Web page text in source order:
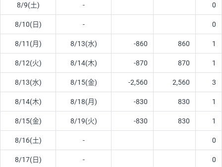
8/9(土) - 0
8/10(日) - 0
8/11(月) 8/13(水) -860 860 1
8/12(火) 8/14(木) -870 870 1
8/13(水) 8/15(金) -2,560 2,560 3
8/14(木) 8/18(月) -830 830 1
8/15(金) 8/19(火) -830 830 1
8/16(土) - 0
8/17(日) - 0